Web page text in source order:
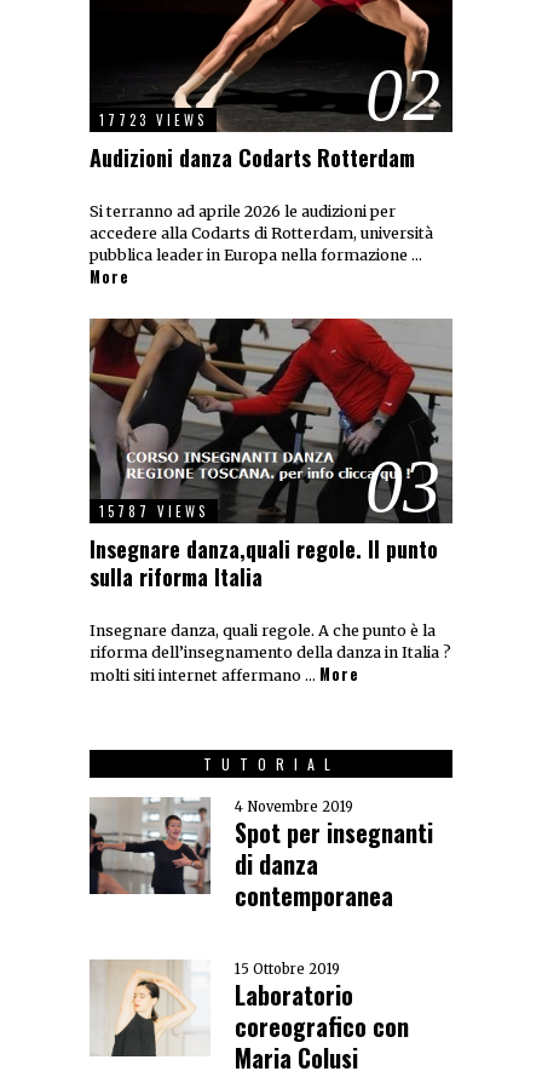
02
17723 VIEWS
Audizioni danza Codarts Rotterdam
Si terranno ad aprile 2026 le audizioni per
accedere alla Codarts di Rotterdam, università
pubblica leader in Europa nella formazione …
More
03
15787 VIEWS
Insegnare danza,quali regole. Il punto
sulla riforma Italia
Insegnare danza, quali regole. A che punto è la
riforma dell’insegnamento della danza in Italia ?
molti siti internet affermano … More
TUTORIAL
4 Novembre 2019
Spot per insegnanti
di danza
contemporanea
15 Ottobre 2019
Laboratorio
coreografico con
Maria Colusi